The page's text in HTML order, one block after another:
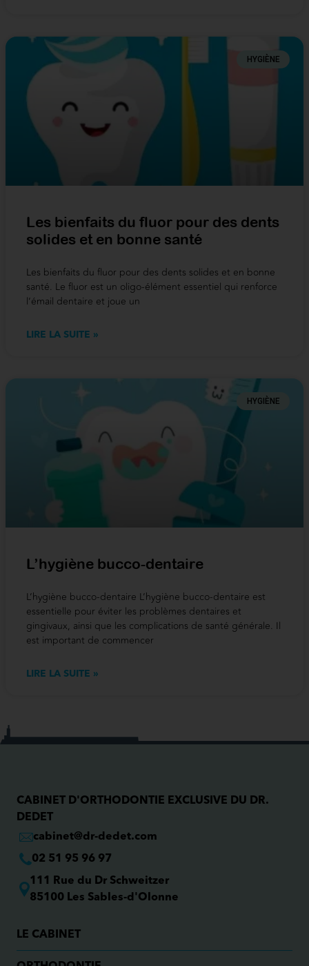
HYGIÈNE
Les bienfaits du fluor pour des dents
solides et en bonne santé
Les bienfaits du fluor pour des dents solides et en bonne
santé. Le fluor est un oligo-élément essentiel qui renforce
l’émail dentaire et joue un
LIRE LA SUITE »
HYGIÈNE
L’hygiène bucco-dentaire​
L’hygiène bucco-dentaire L’hygiène bucco-dentaire est
essentielle pour éviter les problèmes dentaires et
gingivaux, ainsi que les complications de santé générale. Il
est important de commencer
LIRE LA SUITE »
CABINET D'ORTHODONTIE EXCLUSIVE DU DR.
DEDET
cabinet@dr-dedet.com
02 51 95 96 97
111 Rue du Dr Schweitzer
85100 Les Sables-d'Olonne
LE CABINET